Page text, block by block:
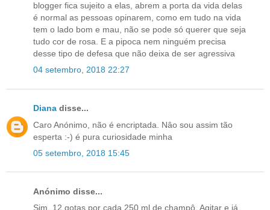
blogger fica sujeito a elas, abrem a porta da vida delas
é normal as pessoas opinarem, como em tudo na vida
tem o lado bom e mau, não se pode só querer que seja
tudo cor de rosa. E a pipoca nem ninguém precisa
desse tipo de defesa que não deixa de ser agressiva
04 setembro, 2018 22:27
Diana disse...
Caro Anónimo, não é encriptada. Nâo sou assim tão
esperta :-) é pura curiosidade minha
05 setembro, 2018 15:45
Anónimo disse...
Sim, 12 gotas por cada 250 ml de champô. Agitar e já